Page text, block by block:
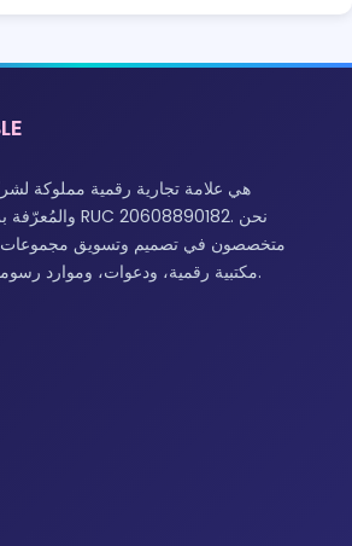
متخصصون في تصميم وتسويق مجموعات
مكتبية رقمية، ودعوات، وموارد رسومية للحفلات والمناسبات.